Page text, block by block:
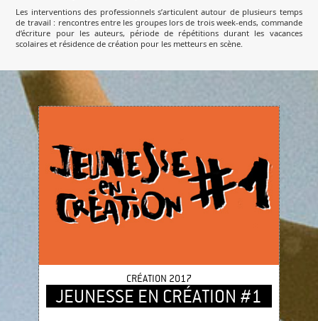
Les interventions des professionnels s’articulent autour de plusieurs temps
de travail : rencontres entre les groupes lors de trois week-ends, commande
d’écriture pour les auteurs, période de répétitions durant les vacances
scolaires et résidence de création pour les metteurs en scène.
CRÉATION 2017
JEUNESSE EN CRÉATION #1